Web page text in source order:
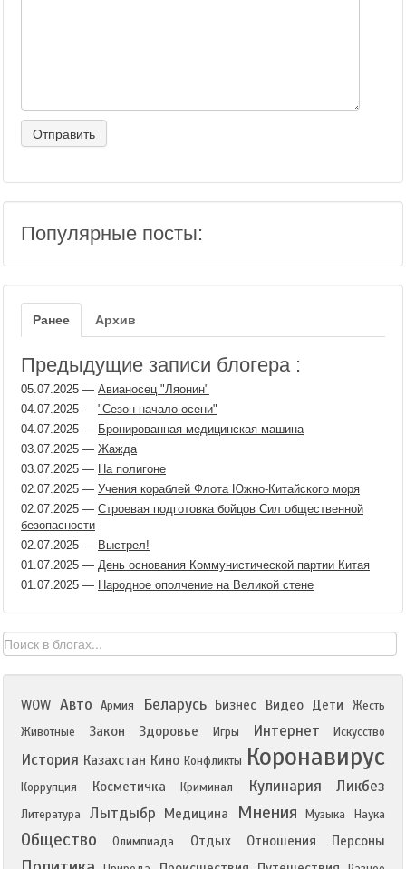
Популярные посты:
Ранее Архив
Предыдущие записи блогера :
05.07.2025 — Авианосец "Ляонин"
04.07.2025 — "Сезон начало осени"
04.07.2025 — Бронированная медицинская машина
03.07.2025 — Жажда
03.07.2025 — На полигоне
02.07.2025 — Учения кораблей Флота Южно-Китайского моря
02.07.2025 — Строевая подготовка бойцов Сил общественной
безопасности
02.07.2025 — Выстрел!
01.07.2025 — День основания Коммунистической партии Китая
01.07.2025 — Народное ополчение на Великой стене
WOW Авто Армия Беларусь Бизнес Видео Дети
Жесть
Животные
Закон Здоровье Игры Интернет Искусство
История Казахстан Кино Конфликты Коронавирус
Коррупция Косметичка Криминал Кулинария Ликбез
Литература Лытдыбр Медицина Мнения Музыка Наука
Общество Олимпиада Отдых Отношения Персоны